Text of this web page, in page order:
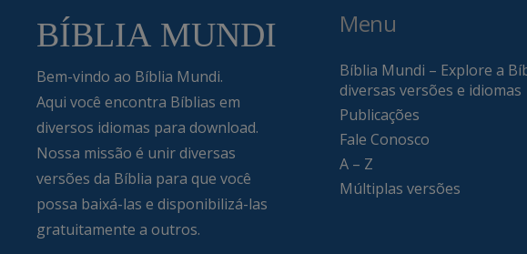
Bem-vindo ao Bíblia Mundi.
Aqui você encontra Bíblias em
diversos idiomas para download.
Nossa missão é unir diversas
versões da Bíblia para que você
possa baixá-las e disponibilizá-las
gratuitamente a outros.
Menu
Bíblia Mundi – Explore a
diversas versões e idiomas
Publicações
Fale Conosco
A – Z
Múltiplas versões